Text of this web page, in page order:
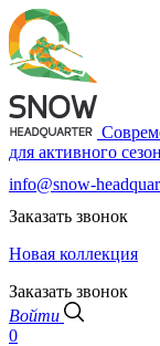
для активного
info@snow-
Заказать звонок
Новая коллекция
Заказать звонок
Войти
0